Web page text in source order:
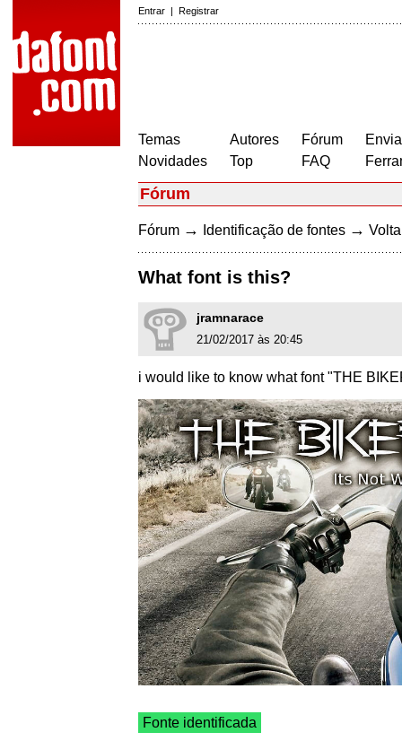
Entrar | Registrar
Temas
Novidades
Autores
Top
Fórum
FAQ
Fórum
Fórum → Identificação de fontes →
What font is this?
jramnarace
21/02/2017 às 20:45
i would like to know what font "THE
Fonte identificada